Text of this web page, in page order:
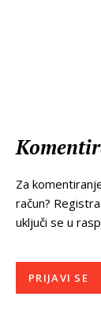
Za
račun?
uključi se u
PRIJAVI SE